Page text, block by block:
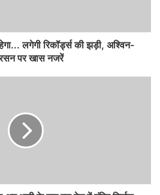
लगेगी रिकॉर्ड्स की झड़ी, अश्विन-
पर खास नजरें